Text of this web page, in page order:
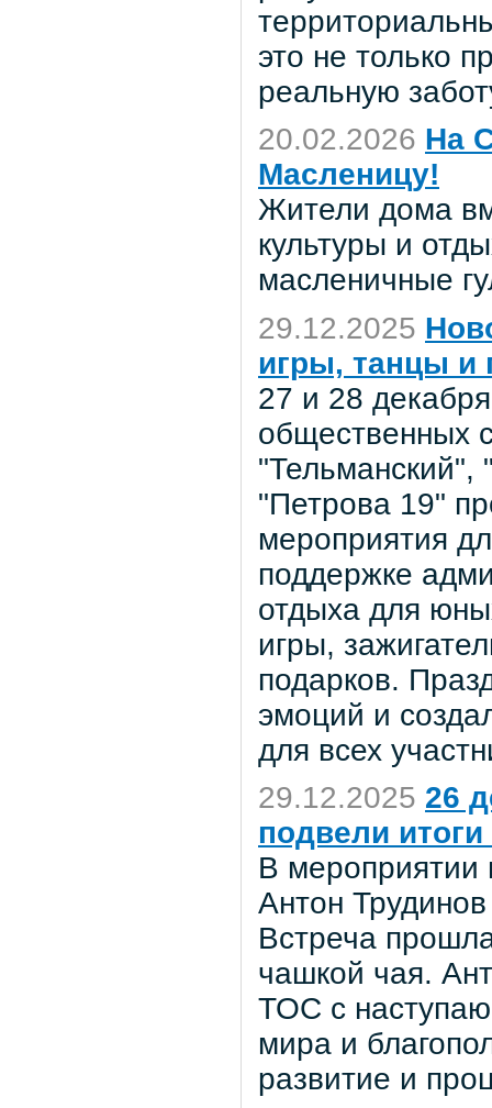
это не только
реальную
20.02.2026 На
Масленицу!
Жители дома
культуры и
масленичные
29.12.2025
игры, танцы и
27 и 28
общественных
"Тельманский",
"Петрова 19"
мероприятия
поддержке
отдыха для
игры,
подарков.
эмоций и
для всех
29.12.2025 26
подвели
В мероприятии
Антон
Встреча
чашкой чая.
ТОС с
мира и
развитие и